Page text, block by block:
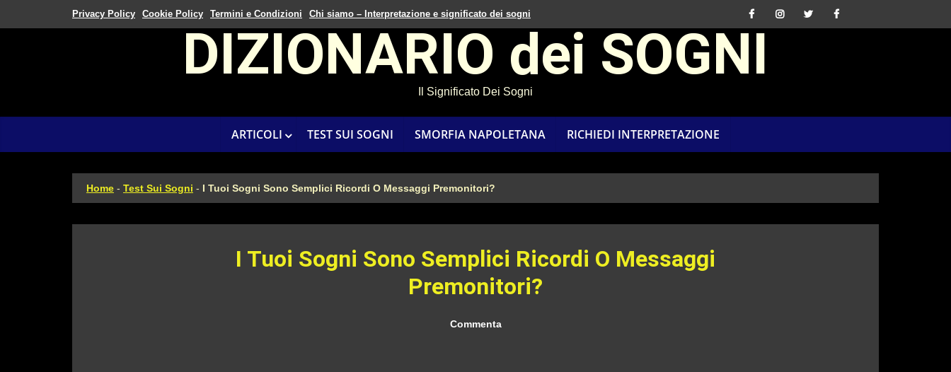
Privacy Policy Cookie Policy Termini e Condizioni Chi siamo – Interpretazione e significato dei sogni
DIZIONARIO dei SOGNI
Il Significato Dei Sogni
ARTICOLI TEST SUI SOGNI SMORFIA NAPOLETANA RICHIEDI INTERPRETAZIONE
Home - Test Sui Sogni - I Tuoi Sogni Sono Semplici Ricordi O Messaggi Premonitori?
I Tuoi Sogni Sono Semplici Ricordi O Messaggi
Premonitori?
Commenta